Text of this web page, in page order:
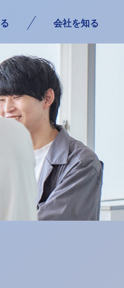
会社を知る